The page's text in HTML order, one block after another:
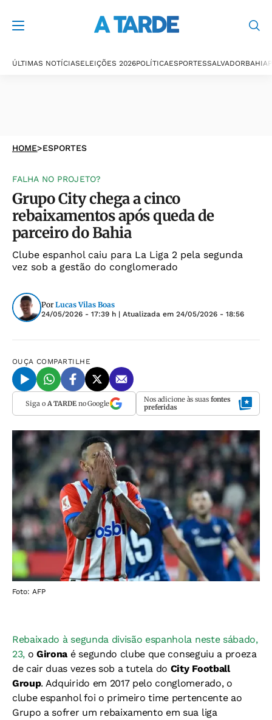
ÚLTIMAS NOTÍCIASELEIÇÕES 2026POLÍTICAESPORTESSALVADORBAHIA
HOME>ESPORTES
FALHA NO PROJETO?
Grupo City chega a cinco
rebaixamentos após queda de
parceiro do Bahia
Clube espanhol caiu para La Liga 2 pela segunda
vez sob a gestão do conglomerado
Por Lucas Vilas Boas
24/05/2026 - 17:39 h | Atualizada em 24/05/2026 - 18:56
OUÇA COMPARTILHE
Siga o A TARDEno Google Nos adicione às suas fontes
preferidas
Foto: AFP
Rebaixado à segunda divisão espanhola neste sábado,
23, oGirona é segundo clube que conseguiu a proeza
de cair duas vezes sob a tutela do City Football
Group. Adquirido em 2017 pelo conglomerado, o
clube espanhol foi o primeiro time pertencente ao
Grupo a sofrer um rebaixamento em sua liga